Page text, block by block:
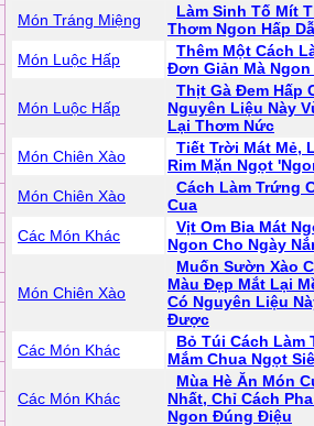
Món Tráng Miệng
Làm Sinh Tố Mít
Thơm Ngon Hấp
Món Luộc Hấp
Thêm Một Cách
Đơn Giản Mà
Món Luộc Hấp
Thịt Gà Đem Hấp
Nguyên Liệu Này
Lại Thơm Nức
Món Chiên Xào
Tiết Trời Mát Mẻ,
Rim Mặn Ngọt
Món Chiên Xào
Cách Làm Trứng
Cua
Các Món Khác
Vịt Om Bia Mát
Ngon Cho Ngày
Món Chiên Xào
Muốn Sườn Xào
Màu Đẹp Mắt Lại
Có Nguyên Liệu
Được
Các Món Khác
Bỏ Túi Cách Làm
Mắm Chua Ngọt
Các Món Khác
Mùa Hè Ăn Món
Nhất, Chỉ Cách
Ngon Đúng Điệu